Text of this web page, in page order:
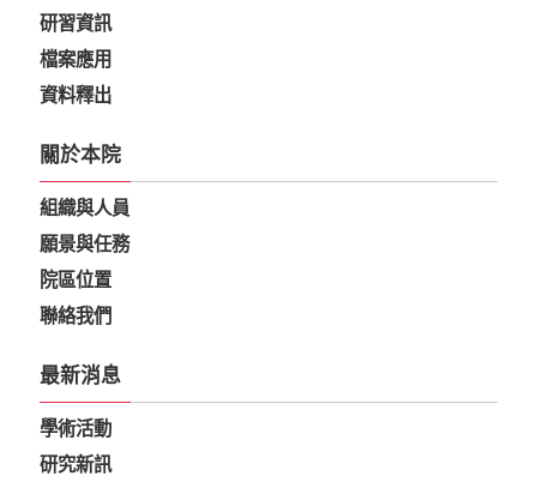
研習資訊
檔案應用
資料釋出
關於本院
組織與人員
願景與任務
院區位置
聯絡我們
最新消息
學術活動
研究新訊